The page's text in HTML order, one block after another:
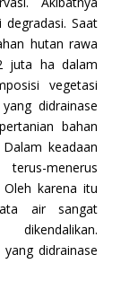
Saat
hutan rawa
juta ha dalam
vegetasi
didrainase
bahan
keadaan
menerus
Oleh karena itu
air sangat
didrainase